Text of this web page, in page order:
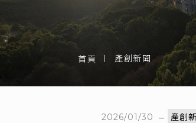
首頁 產創新聞
2026/01/30 產創